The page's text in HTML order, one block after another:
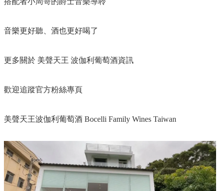
音樂更好聽、酒也更好喝了​
更多關於 美聲天王 波伽利葡萄酒資訊​
歡迎追蹤官方粉絲專頁​
美聲天王波伽利葡萄酒 Bocelli Family Wines Taiwan